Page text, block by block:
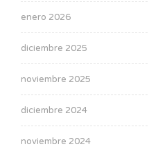
enero 2026
diciembre 2025
noviembre 2025
diciembre 2024
noviembre 2024